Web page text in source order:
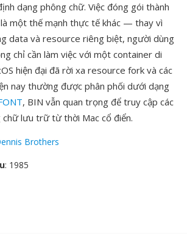
dạng phông chữ. Việc đóng gói thành
một thế mạnh thực tế khác — thay vì
data và resource riêng biệt, người dùng
chỉ cần làm việc với một container di
hiện đại đã rời xa resource fork và các
nay thường được phân phối dưới dạng
, BIN vẫn quan trọng để truy cập các
lưu trữ từ thời Mac cổ điển.
Brothers
: 1985